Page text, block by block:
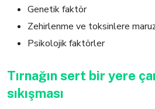
Genetik faktör
Zehirlenme ve toksinlere
Psikolojik faktörler
Tırnağın sert bir yere
sıkışması